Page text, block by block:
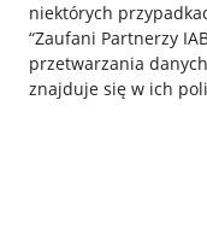
niektórych
“Zaufani Partnerzy
przetwarzania
znajduje się w ich
Jak to działa
Napisz do nas
Allegro Gadane